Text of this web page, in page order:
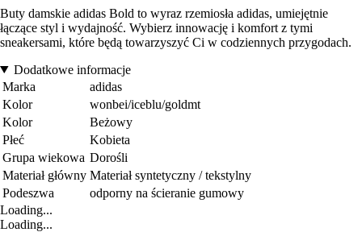
Buty damskie adidas Bold to wyraz rzemiosła adidas, umiejętnie
łączące styl i wydajność. Wybierz innowację i komfort z tymi
sneakersami, które będą towarzyszyć Ci w codziennych przygodach.
Dodatkowe informacje
Marka
adidas
Kolor
wonbei/iceblu/goldmt
Kolor
Beżowy
Płeć
Kobieta
Grupa wiekowa Dorośli
Materiał główny Materiał syntetyczny / tekstylny
Podeszwa
odporny na ścieranie gumowy
Loading...
Loading...